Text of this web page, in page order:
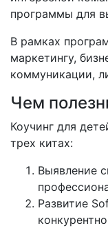
программы для
В рамках
маркетингу,
коммуникации,
Чем
Коучинг для
трех китах:
Выявление
Развитие